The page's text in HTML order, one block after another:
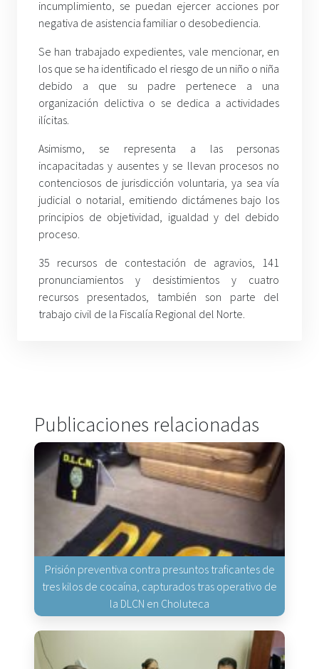
incumplimiento, se puedan ejercer acciones por
negativa de asistencia familiar o desobediencia.
Se han trabajado expedientes, vale mencionar, en
los que se ha identificado el riesgo de un niño o niña
debido a que su padre pertenece a una
organización delictiva o se dedica a actividades
ilícitas.
Asimismo, se representa a las personas
incapacitadas y ausentes y se llevan procesos no
contenciosos de jurisdicción voluntaria, ya sea vía
judicial o notarial, emitiendo dictámenes bajo los
principios de objetividad, igualdad y del debido
proceso.
35 recursos de contestación de agravios, 141
pronunciamientos y desistimientos y cuatro
recursos presentados, también son parte del
trabajo civil de la Fiscalía Regional del Norte.
Publicaciones relacionadas
Prisión preventiva contra presuntos traficantes de
tres kilos de cocaína, capturados tras operativo de
la DLCN en Choluteca